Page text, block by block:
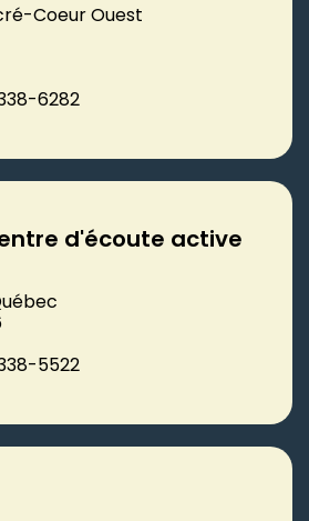
Coeur Ouest
6282
d'écoute active
5522